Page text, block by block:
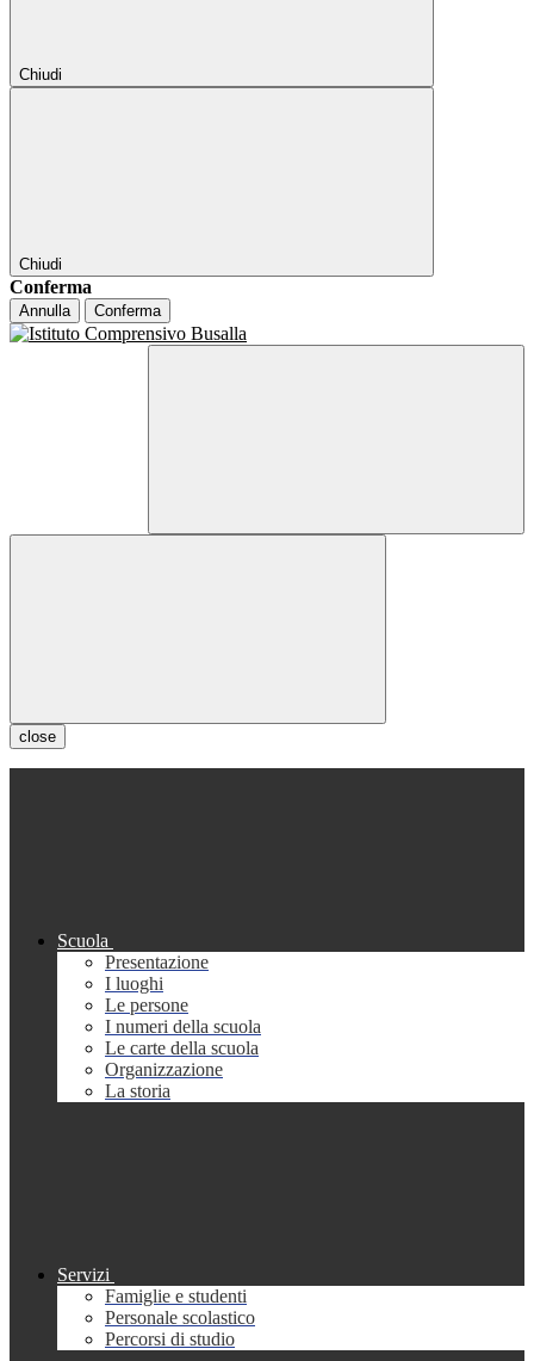
Chiudi
Chiudi
Conferma
Annulla Conferma
close
Scuola
Presentazione
I luoghi
Le persone
I numeri della scuola
Le carte della scuola
Organizzazione
La storia
Servizi
Famiglie e studenti
Personale scolastico
Percorsi di studio